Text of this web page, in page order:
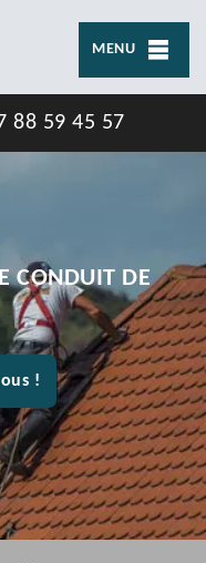
MENU
88 59 45 57
CONDUIT DE
!